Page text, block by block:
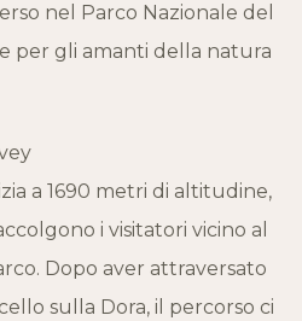
nel Parco Nazionale del
per gli amanti della natura
a 1690 metri di altitudine,
i visitatori vicino al
Dopo aver attraversato
sulla Dora, il percorso ci